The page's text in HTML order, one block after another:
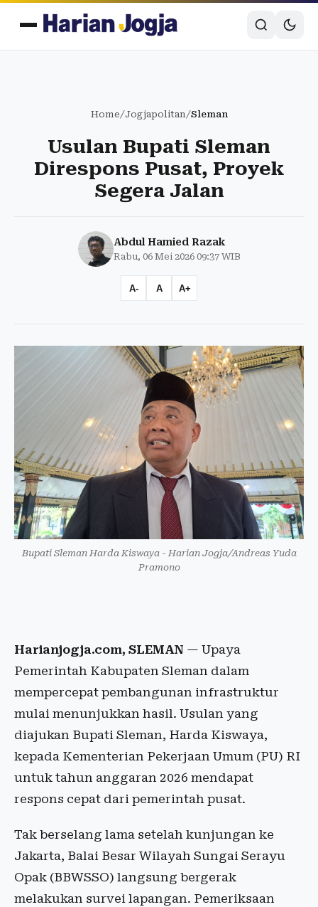
Home/Jogjapolitan/Sleman
Usulan Bupati Sleman
Direspons Pusat, Proyek
Segera Jalan
Abdul Hamied Razak
Rabu, 06 Mei 2026 09:37 WIB
A- A A+
Bupati Sleman Harda Kiswaya - Harian Jogja/Andreas Yuda
Pramono
Harianjogja.com, SLEMAN — Upaya
Pemerintah Kabupaten Sleman dalam
mempercepat pembangunan infrastruktur
mulai menunjukkan hasil. Usulan yang
diajukan Bupati Sleman, Harda Kiswaya,
kepada Kementerian Pekerjaan Umum (PU) RI
untuk tahun anggaran 2026 mendapat
respons cepat dari pemerintah pusat.
Tak berselang lama setelah kunjungan ke
Jakarta, Balai Besar Wilayah Sungai Serayu
Opak (BBWSSO) langsung bergerak
melakukan survei lapangan. Pemeriksaan